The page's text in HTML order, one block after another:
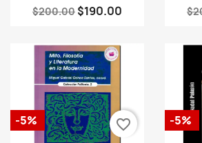
$200.00 $190.00
-5% favorite_border -5%